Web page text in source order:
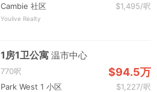
Cambie 社区 $1,495/呎
Youlive Realty
1房1卫公寓温市中心
770呎 $94.5万
Park West 1 小区 $1,227/呎